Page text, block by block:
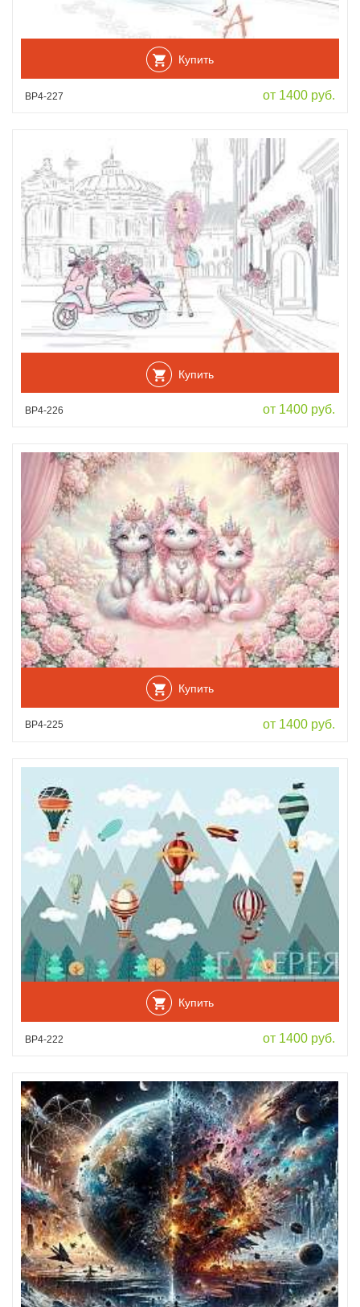
Купить
ВР4-227 от 1400 руб.
Купить
ВР4-226 от 1400 руб.
Купить
ВР4-225 от 1400 руб.
Купить
ВР4-222 от 1400 руб.